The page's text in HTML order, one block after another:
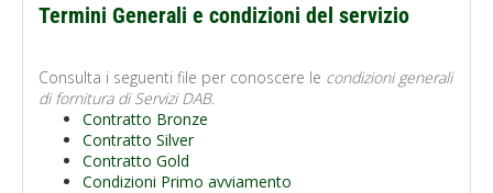
Termini Generali e condizioni del servizio
Consulta i seguenti file per conoscere le condizioni generali
di fornitura di Servizi DAB.
Contratto Bronze
Contratto Silver
Contratto Gold
Condizioni Primo avviamento